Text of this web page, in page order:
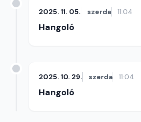
2025. 11. 05. szerda 11:04
Hangoló
2025. 10. 29. szerda 11:04
Hangoló